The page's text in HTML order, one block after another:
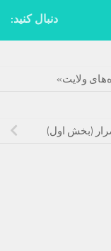
دنبال کنید:
ولایت»